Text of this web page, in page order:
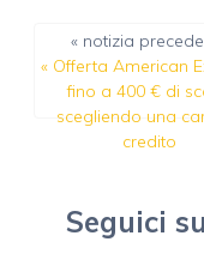
« notizia
« Offerta American
fino a 400 € di
scegliendo una
credito
Seguici